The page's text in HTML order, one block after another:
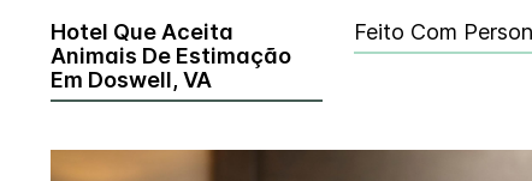
Hotel Que Aceita
Animais De Estimação
Em Doswell, VA
Feito Com